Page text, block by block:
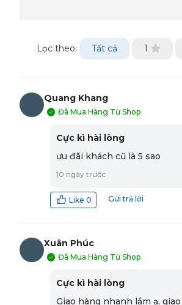
Lọc theo: Tất cả 1
Quang Khang
Đã Mua Hàng Từ Shop
Cực kì hài lòng
ưu đãi khách cũ là 5 sao
10 ngày trước
Like 0 Gửi trả lời
Xuân Phúc
Đã Mua Hàng Từ Shop
Cực kì hài lòng
Giao hàng nhanh lắm ạ,